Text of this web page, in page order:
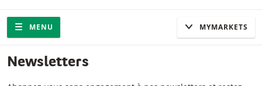
Navigation
Navigation sur le site
MENU MYMARKETS
Newsletters